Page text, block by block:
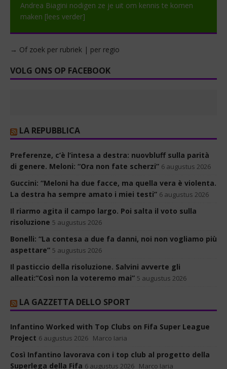
Andrea Biagini nodigen ze je uit om kennis te komen
maken [lees verder]
→ Of zoek per rubriek | per regio
VOLG ONS OP FACEBOOK
LA REPUBBLICA
Preferenze, c’è l’intesa a destra: nuovbluff sulla parità
di genere. Meloni: “Ora non fate scherzi” 6 augustus 2026
Guccini: “Meloni ha due facce, ma quella vera è violenta.
La destra ha sempre amato i miei testi” 6 augustus 2026
Il riarmo agita il campo largo. Poi salta il voto sulla
risoluzione 5 augustus 2026
Bonelli: “La contesa a due fa danni, noi non vogliamo più
aspettare” 5 augustus 2026
Il pasticcio della risoluzione. Salvini avverte gli
alleati:“Così non la voteremo mai” 5 augustus 2026
LA GAZZETTA DELLO SPORT
Infantino Worked with Top Clubs on Fifa Super League
Project 6 augustus 2026 Marco Iaria
Così Infantino lavorava con i top club al progetto della
Superlega della Fifa 6 augustus 2026 Marco Iaria